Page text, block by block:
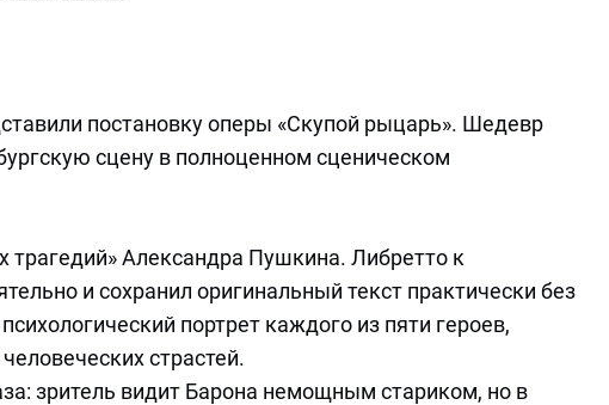
постановку оперы «Скупой рыцарь». Шедевр
сцену в полноценном сценическом
трагедий» Александра Пушкина. Либретто к
и сохранил оригинальный текст практически без
портрет каждого из пяти героев,
страстей.
зритель видит Барона немощным стариком, но в